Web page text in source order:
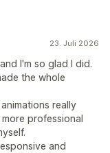
23. Juli 2026
I'm so glad I did.
the whole
really
professional
and